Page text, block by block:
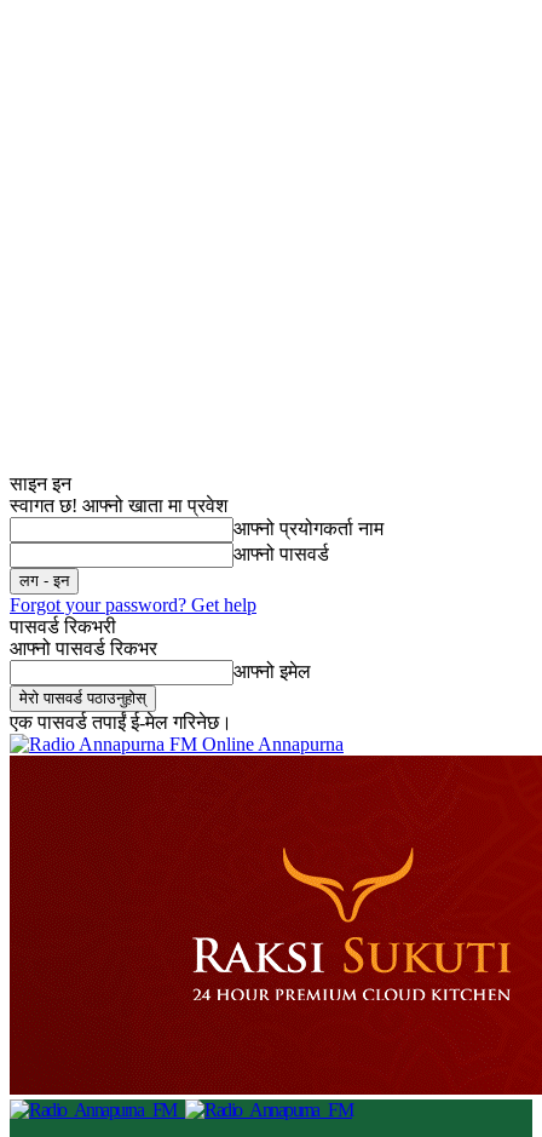
साइन इन
स्वागत छ! आफ्नो खाता मा प्रवेश
आफ्नो प्रयोगकर्ता नाम
आफ्नो पासवर्ड
Forgot your password? Get help
पासवर्ड रिकभरी
आफ्नो पासवर्ड रिकभर
आफ्नो इमेल
एक पासवर्ड तपाईं ई-मेल गरिनेछ।
Online Annapurna